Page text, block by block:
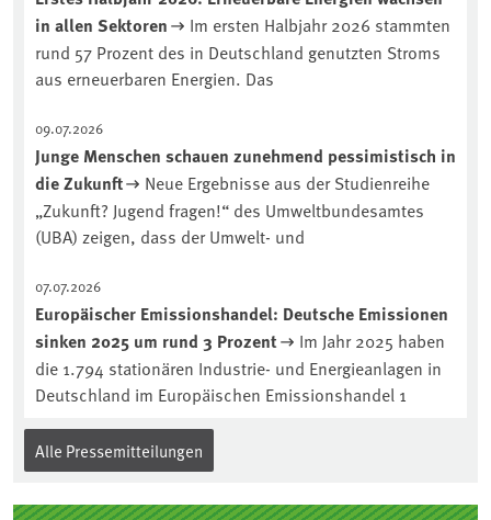
in allen Sektoren
Im ersten Halbjahr 2026 stammten
rund 57 Prozent des in Deutschland genutzten Stroms
aus erneuerbaren Energien. Das
09.07.2026
Junge Menschen schauen zunehmend pessimistisch in
die Zukunft
Neue Ergebnisse aus der Studienreihe
„Zukunft? Jugend fragen!“ des Umweltbundesamtes
(UBA) zeigen, dass der Umwelt- und
07.07.2026
Europäischer Emissionshandel: Deutsche Emissionen
sinken 2025 um rund 3 Prozent
Im Jahr 2025 haben
die 1.794 stationären Industrie- und Energieanlagen in
Deutschland im Europäischen Emissionshandel 1
Alle Pressemitteilungen